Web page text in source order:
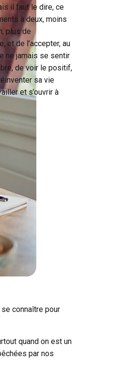
il faut le dire, ce
à deux, moins
plus de
et de l’accepter, au
ne jamais se sentir
de voir le positif,
sa vie
et s’ouvrir à
connaître pour
quand on est un
par nos